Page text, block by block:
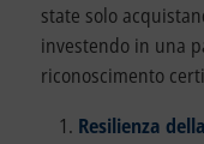
state solo
investendo in una
riconoscimento
Resilienza